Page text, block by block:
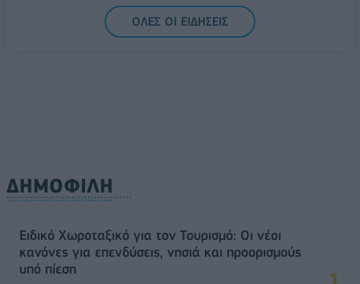
ΕΛΛΑΔΑ
Δυτική Αττική: Η επόμενη ημέρα μετά τις πυρκαγιές
ΟΛΕΣ ΟΙ ΕΙΔΗΣΕΙΣ
ΔΗΜΟΦΙΛΗ
Ειδικό Χωροταξικό για τον Τουρισμό: Οι νέοι
κανόνες για επενδύσεις, νησιά και προορισμούς
υπό πίεση